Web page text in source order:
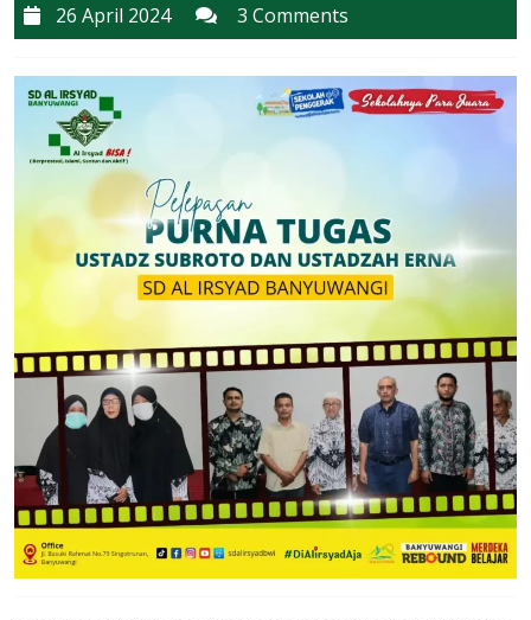
26 April 2024
26
April
2024
3 Comments